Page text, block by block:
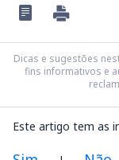
Dicas e sugestões
fins informativos e
Este artigo tem as